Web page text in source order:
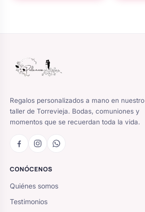
Regalos personalizados a mano en nuestro
taller de Torrevieja. Bodas, comuniones y
momentos que se recuerdan toda la vida.
CONÓCENOS
Quiénes somos
Testimonios